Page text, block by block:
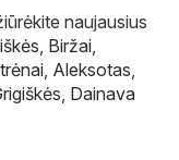
naujausius
, Biržai,
, Aleksotas,
, Dainava